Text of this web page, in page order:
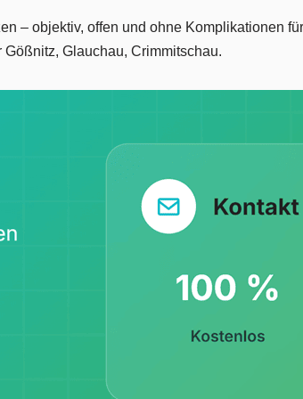
– objektiv, offen und ohne Komplikationen
Glauchau, Crimmitschau.